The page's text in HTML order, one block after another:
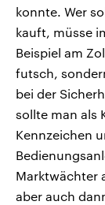
konnte. Wer
kauft, müsse
Beispiel am
futsch,
bei der
sollte man als
Kennzeichen
Marktwächter
aber auch